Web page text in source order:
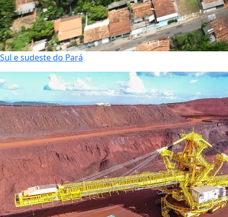
Sul e sudeste do Pará